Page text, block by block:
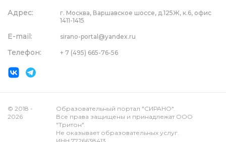
Адрес:
г. Москва, Варшавское шоссе, д.125Ж, к.6, офис
1411-1415
E-mail: sirano-portal@yandex.ru
Телефон: + 7 (495) 665-76-56
© 2018 -
2026
Образовательный портал "СИРАНО".
Все права защищены и принадлежат ООО
"Тритон".
Не оказывает образовательных услуг.